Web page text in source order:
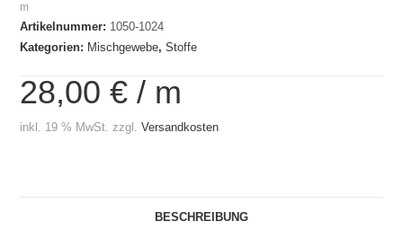
m
Artikelnummer: 1050-1024
Kategorien: Mischgewebe,Stoffe
28,00€ / m
inkl. 19 % MwSt. zzgl.Versandkosten
BESCHREIBUNG